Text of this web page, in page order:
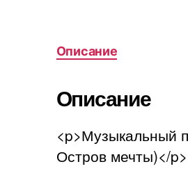
Описание
Описание
<p>Музыкальный
Остров мечты)</